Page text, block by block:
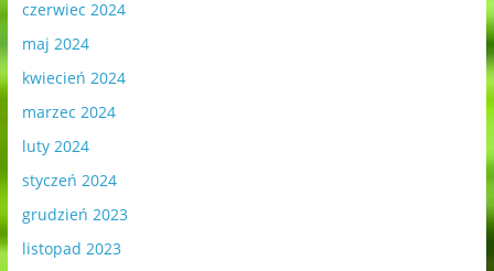
czerwiec 2024
maj 2024
kwiecień 2024
marzec 2024
luty 2024
styczeń 2024
grudzień 2023
listopad 2023